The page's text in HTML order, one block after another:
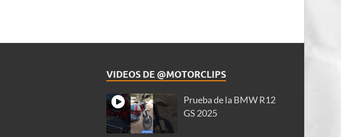
VIDEOS DE @MOTORCLIPS
Prueba de la BMW R12
GS 2025